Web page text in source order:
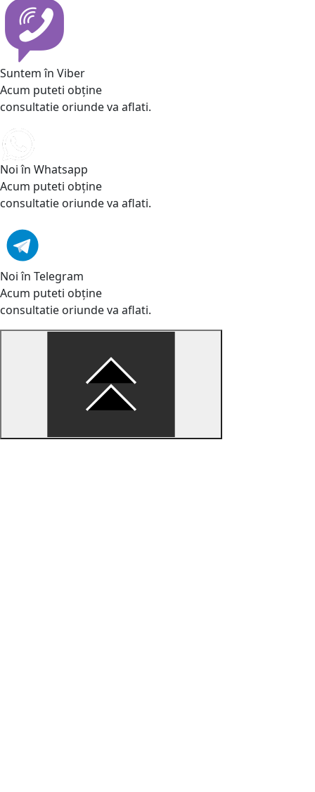
Suntem în Viber
Acum puteti obține
consultatie oriunde va aflati.
Noi în Whatsapp
Acum puteti obține
consultatie oriunde va aflati.
Noi în Telegram
Acum puteti obține
consultatie oriunde va aflati.